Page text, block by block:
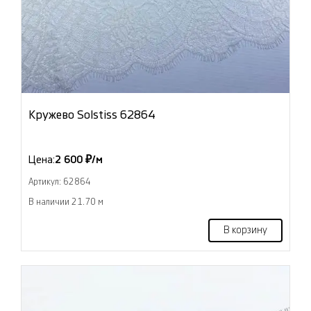
Кружево Solstiss 62864
Цена:2 600 ₽/м
Артикул: 62864
В наличии 21.70 м
В корзину